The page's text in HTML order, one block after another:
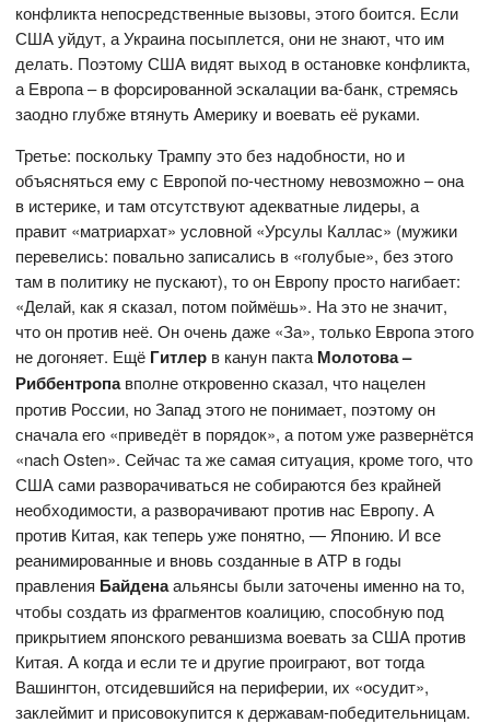
конфликта непосредственные вызовы, этого боится. Если
США уйдут, а Украина посыплется, они не знают, что им
делать. Поэтому США видят выход в остановке конфликта,
а Европа – в форсированной эскалации ва-банк, стремясь
заодно глубже втянуть Америку и воевать её руками.
Третье: поскольку Трампу это без надобности, но и
объясняться ему с Европой по-честному невозможно – она
в истерике, и там отсутствуют адекватные лидеры, а
правит «матриархат» условной «Урсулы Каллас» (мужики
перевелись: повально записались в «голубые», без этого
там в политику не пускают), то он Европу просто нагибает:
«Делай, как я сказал, потом поймёшь». На это не значит,
что он против неё. Он очень даже «За», только Европа этого
не догоняет. Ещё Гитлер в канун пакта Молотова –
Риббентропавполне откровенно сказал, что нацелен
против России, но Запад этого не понимает, поэтому он
сначала его «приведёт в порядок», а потом уже развернётся
«nach Osten». Сейчас та же самая ситуация, кроме того, что
США сами разворачиваться не собираются без крайней
необходимости, а разворачивают против нас Европу. А
против Китая, как теперь уже понятно, — Японию. И все
реанимированные и вновь созданные в АТР в годы
правления Байденаальянсы были заточены именно на то,
чтобы создать из фрагментов коалицию, способную под
прикрытием японского реваншизма воевать за США против
Китая. А когда и если те и другие проиграют, вот тогда
Вашингтон, отсидевшийся на периферии, их «осудит»,
заклеймит и присовокупится к державам-победительницам.